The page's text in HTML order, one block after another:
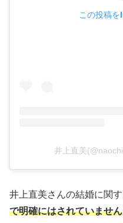
この投稿
井上直美
井上直美さんの結婚に関す
で明確にはされていません